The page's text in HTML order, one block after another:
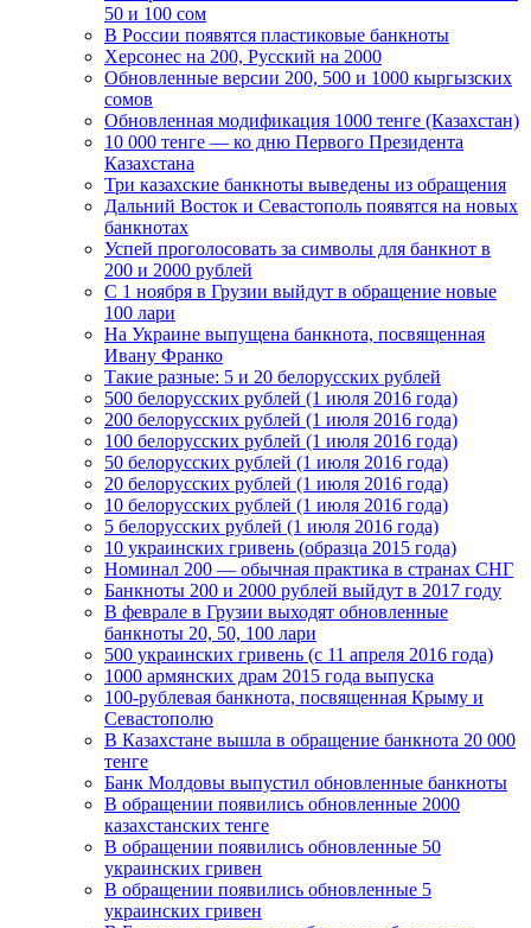
50 и 100 сом
В России появятся пластиковые банкноты
Херсонес на 200, Русский на 2000
Обновленные версии 200, 500 и 1000 кыргызских
сомов
Обновленная модификация 1000 тенге (Казахстан)
10 000 тенге — ко дню Первого Президента
Казахстана
Три казахские банкноты выведены из обращения
Дальний Восток и Севастополь появятся на новых
банкнотах
Успей проголосовать за символы для банкнот в
200 и 2000 рублей
С 1 ноября в Грузии выйдут в обращение новые
100 лари
На Украине выпущена банкнота, посвященная
Ивану Франко
Такие разные: 5 и 20 белорусских рублей
500 белорусских рублей (1 июля 2016 года)
200 белорусских рублей (1 июля 2016 года)
100 белорусских рублей (1 июля 2016 года)
50 белорусских рублей (1 июля 2016 года)
20 белорусских рублей (1 июля 2016 года)
10 белорусских рублей (1 июля 2016 года)
5 белорусских рублей (1 июля 2016 года)
10 украинских гривень (образца 2015 года)
Номинал 200 — обычная практика в странах СНГ
Банкноты 200 и 2000 рублей выйдут в 2017 году
В феврале в Грузии выходят обновленные
банкноты 20, 50, 100 лари
500 украинских гривень (с 11 апреля 2016 года)
1000 армянских драм 2015 года выпуска
100-рублевая банкнота, посвященная Крыму и
Севастополю
В Казахстане вышла в обращение банкнота 20 000
тенге
Банк Молдовы выпустил обновленные банкноты
В обращении появились обновленные 2000
казахстанских тенге
В обращении появились обновленные 50
украинских гривен
В обращении появились обновленные 5
украинских гривен